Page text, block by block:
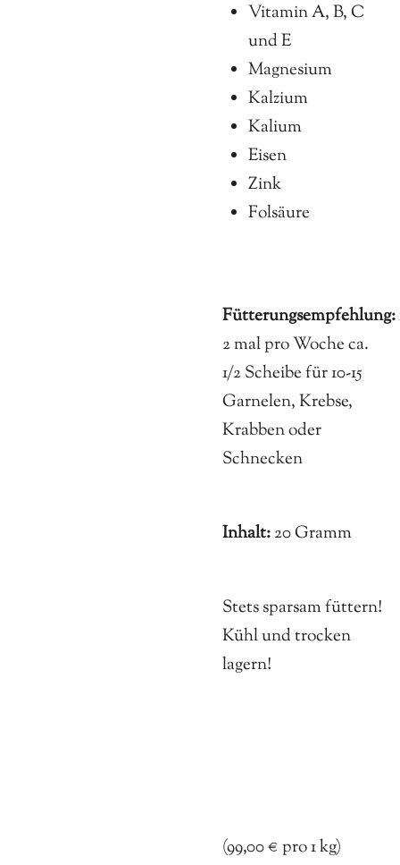
Vitamin A, B, C
und E
Magnesium
Kalzium
Kalium
Eisen
Zink
Folsäure
Fütterungsempfehlung:
2 mal pro Woche ca.
1/2 Scheibe für 10-15
Garnelen, Krebse,
Krabben oder
Schnecken
Inhalt:20 Gramm
Stets sparsam füttern!
Kühl und trocken
lagern!
(99,00 € pro 1 kg)